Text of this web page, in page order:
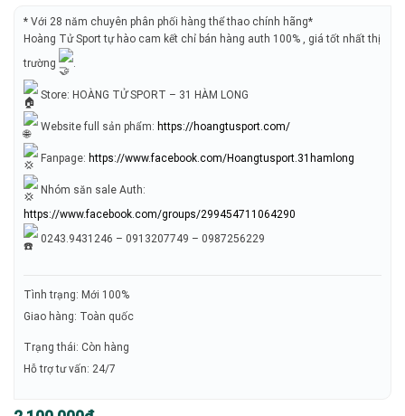
* Với 28 năm chuyên phân phối hàng thể thao chính hãng*
Hoàng Tử Sport tự hào cam kết chỉ bán hàng auth 100% , giá tốt nhất thị
trường
.
Store: HOÀNG TỬ SPORT – 31 HÀM LONG
Website full sản phẩm: https://hoangtusport.com/
Fanpage: https://www.facebook.com/Hoangtusport.31hamlong
Nhóm săn sale Auth:
https://www.facebook.com/groups/299454711064290
0243.9431246 – 0913207749 – 0987256229
Tình trạng: Mới 100%
Giao hàng: Toàn quốc
Trạng thái: Còn hàng
Hỗ trợ tư vấn: 24/7